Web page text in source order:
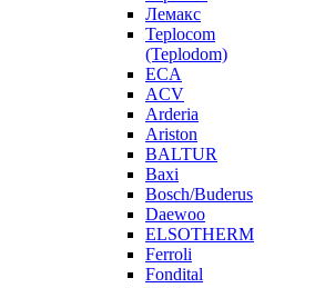
Лемакс
Teplocom
(Teplodom)
ECA
ACV
Arderia
Ariston
BALTUR
Baxi
Bosch/Buderus
Daewoo
ELSOTHERM
Ferroli
Fondital